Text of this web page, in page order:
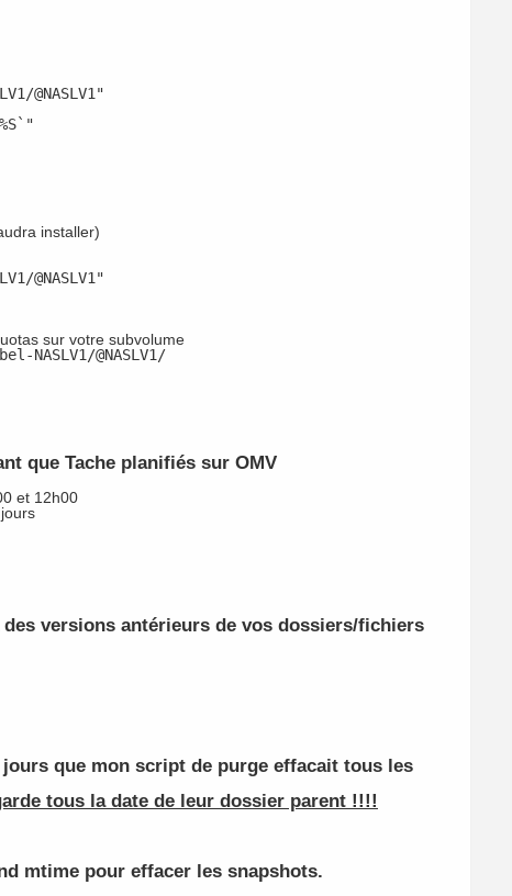
@NASLV1"
installer)
@NASLV1"
sur votre subvolume
@NASLV1/
que Tache planifiés sur OMV
et 12h00
versions antérieurs de vos dossiers/fichiers
que mon script de purge effacait tous les
tous la date de leur dossier parent !!!!
mtime pour effacer les snapshots.